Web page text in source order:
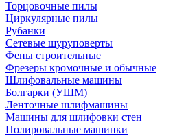
Торцовочные пилы
Циркулярные пилы
Рубанки
Сетевые шуруповерты
Фены строительные
Фрезеры кромочные и обычные
Шлифовальные машины
Болгарки (УШМ)
Ленточные шлифмашины
Машины для шлифовки стен
Полировальные машинки